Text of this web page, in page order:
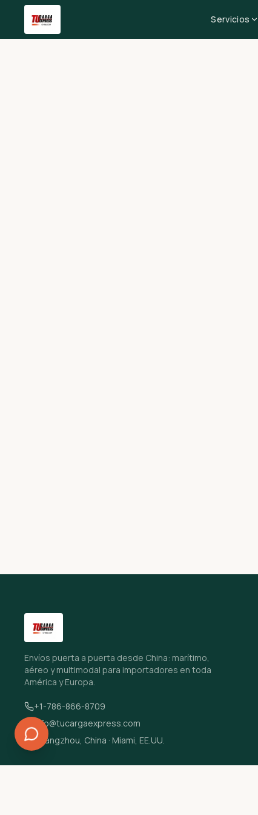
Servicios
Envíos puerta a puerta desde China: marítimo,
aéreo y multimodal para importadores en toda
América y Europa.
+1-786-866-8709
info@tucargaexpress.com
Guangzhou, China · Miami, EE.UU.